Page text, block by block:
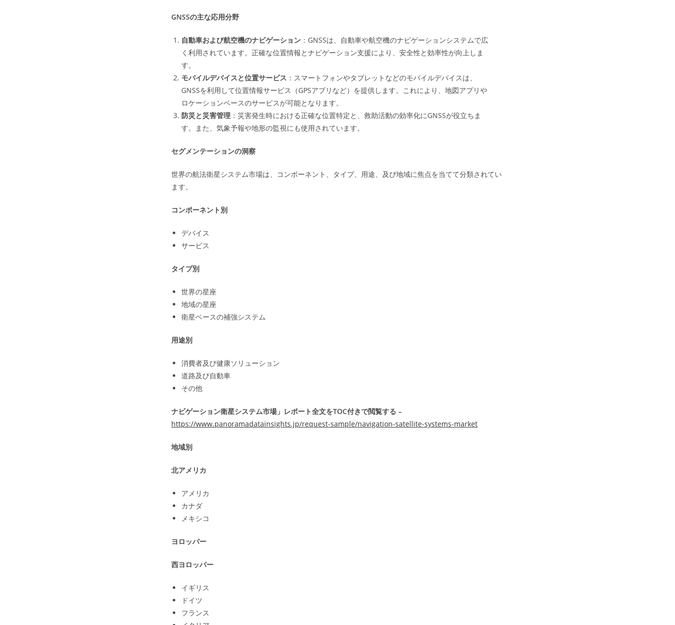
GNSSの主な応用分野
自動車および航空機のナビゲーション ：GNSSは、自動車や航空機のナビゲーションシステムで広
く利用されています。正確な位置情報とナビゲーション支援により、安全性と効率性が向上しま
す。
モバイルデバイスと位置サービス ：スマートフォンやタブレットなどのモバイルデバイスは、
GNSSを利用して位置情報サービス（GPSアプリなど）を提供します。これにより、地図アプリや
ロケーションベースのサービスが可能となります。
防災と災害管理 ：災害発生時における正確な位置特定と、救助活動の効率化にGNSSが役立ちま
す。また、気象予報や地形の監視にも使用されています。
セグメンテーションの洞察
世界の航法衛星システム市場は、コンポーネント、タイプ、用途、及び地域に焦点を当てて分類されてい
ます。
コンポーネント別
デバイス
サービス
タイプ別
世界の星座
地域の星座
衛星ベースの補強システム
用途別
消費者及び健康ソリューション
道路及び自動車
その他
ナビゲーション衛星システム市場」レポート全文をTOC付きで閲覧する –
https://www.panoramadatainsights.jp/request-sample/navigation-satellite-systems-market
地域別
北アメリカ
アメリカ
カナダ
メキシコ
ヨロッパー
西ヨロッパー
イギリス
ドイツ
フランス